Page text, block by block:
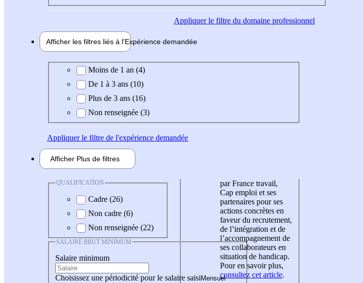
Appliquerle filtre du domaine professionnel
Afficher les filtres liés à l'Expérience demandée
Expérience demandée
Moins de 1 an (4)
De 1 à 3 ans (10)
Plus de 3 ans (16)
Non renseignée (3)
Appliquerle filtre de l'expérience demandée
Afficher Plus de filtres
QUALIFICATION
Cadre (26)
Non cadre (6)
Non renseignée (22)
SALAIRE BRUT MINIMUM
Salaire minimum
Choisissez une périodicité pour le salaire saisi
par France travail,
Cap emploi et ses
partenaires pour ses
actions concrètes en
faveur du recrutement,
de l’intégration et de
l’accompagnement de
ses collaborateurs en
situation de handicap.
Pour en savoir plus,
consultez cet article.